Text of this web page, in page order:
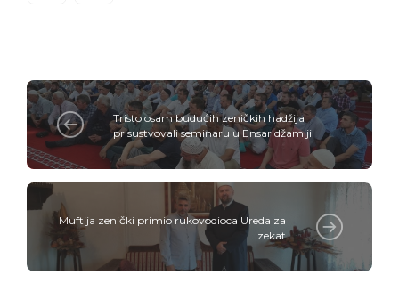
Tristo osam budućih zeničkih hadžija
prisustvovali seminaru u Ensar džamiji
Muftija zenički primio rukovodioca Ureda za
zekat